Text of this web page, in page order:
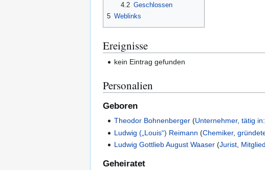
4.2 Geschlossen
5 Weblinks
Ereignisse
kein Eintrag gefunden
Personalien
Geboren
Theodor Bohnenberger (Unternehmer,tätig in:
Ludwig („Louis“) Reimann (Chemiker,
Ludwig Gottlieb August Waaser (Jurist
Geheiratet